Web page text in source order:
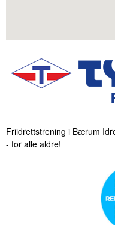
Friidrettstrening i Bærum
- for alle aldre!